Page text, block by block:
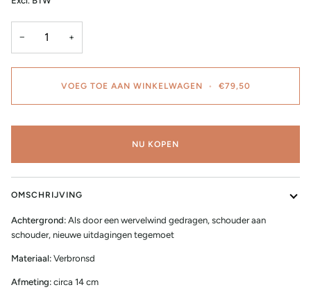
− +
VOEG TOE AAN WINKELWAGEN • €79,50
NU KOPEN
OMSCHRIJVING
Achtergrond: Als door een wervelwind gedragen, schouder aan
schouder, nieuwe uitdagingen tegemoet
Materiaal: Verbronsd
Afmeting: circa 14 cm